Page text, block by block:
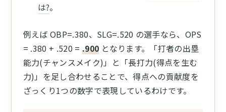
は?。
例えば OBP=.380、SLG=.520 の選手なら、OPS
= .380 + .520 = .900 となります。「打者の出塁
能力(チャンスメイク)」と「長打力(得点を生む
力)」を足し合わせることで、得点への貢献度を
ざっくり1つの数字で表現しているわけです。